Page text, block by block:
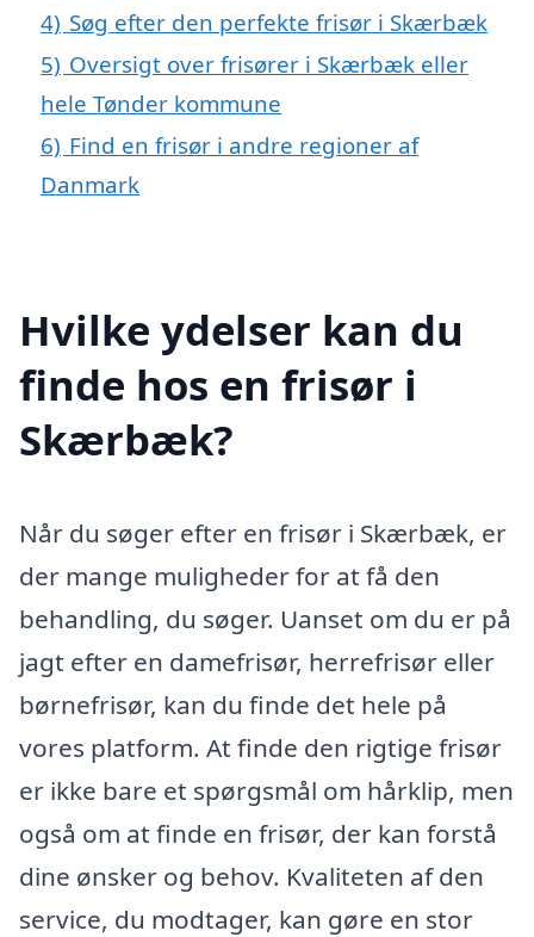
4) Søg efter den perfekte frisør i Skærbæk
5) Oversigt over frisører i Skærbæk eller
hele Tønder kommune
6) Find en frisør i andre regioner af
Danmark
Hvilke ydelser kan du
finde hos en frisør i
Skærbæk?
Når du søger efter en frisør i Skærbæk, er
der mange muligheder for at få den
behandling, du søger. Uanset om du er på
jagt efter en damefrisør, herrefrisør eller
børnefrisør, kan du finde det hele på
vores platform. At finde den rigtige frisør
er ikke bare et spørgsmål om hårklip, men
også om at finde en frisør, der kan forstå
dine ønsker og behov. Kvaliteten af den
service, du modtager, kan gøre en stor